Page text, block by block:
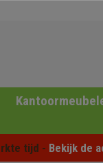
tijd - Bekijk de